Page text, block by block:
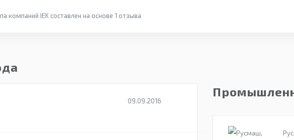
компаний IEK составлен на основе 1 отзыва
09.09.2016